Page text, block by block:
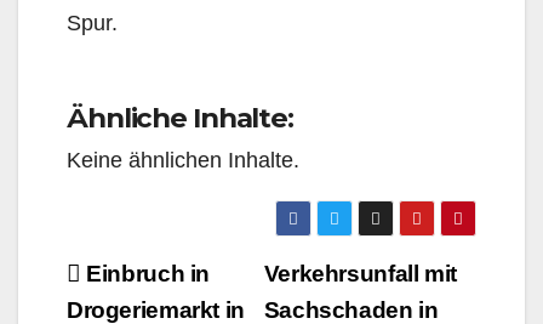
Spur.
Ähnliche Inhalte:
Keine ähnlichen Inhalte.
Beitragsnavigation
Verkehrsunfall mit
Sachschaden in
Einbruch in
Drogeriemarkt in